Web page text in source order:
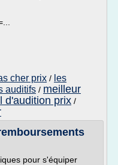
cher prix / les
auditifs / meilleur
d'audition prix /
pour s'équiper